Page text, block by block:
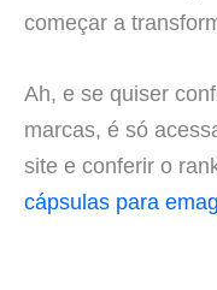
começar a
Ah, e se quiser
marcas, é só
site e conferir o
cápsulas para